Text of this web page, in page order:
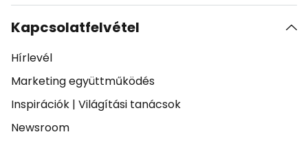
Kapcsolatfelvétel
Hírlevél
Marketing együttműködés
Inspirációk | Világítási tanácsok
Newsroom